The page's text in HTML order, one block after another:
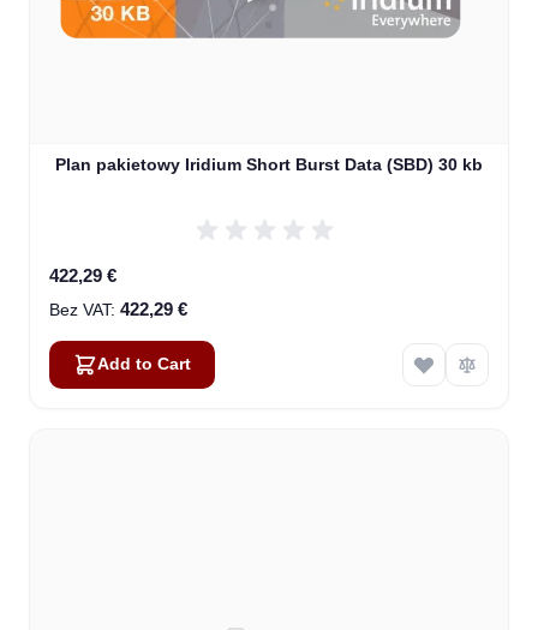
Plan pakietowy Iridium Short Burst Data (SBD) 30 kb
422,29 €
422,29 €
Add to Cart